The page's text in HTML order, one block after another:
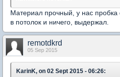
Материал прочный, у нас пробка
в потолок и ничего, выдержал.
remotdkrd
05 Sep 2015
KarinK, on 02 Sept 2015 - 06:26: